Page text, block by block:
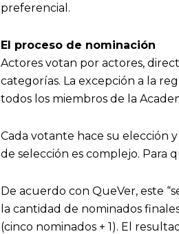
preferencial.
El proceso de nominación
Actores votan por actores,
categorías. La excepción a la
todos los miembros de la
Cada votante hace su elección
de selección es complejo. Para
De acuerdo con QueVer, este
la cantidad de nominados
(cinco nominados + 1). El